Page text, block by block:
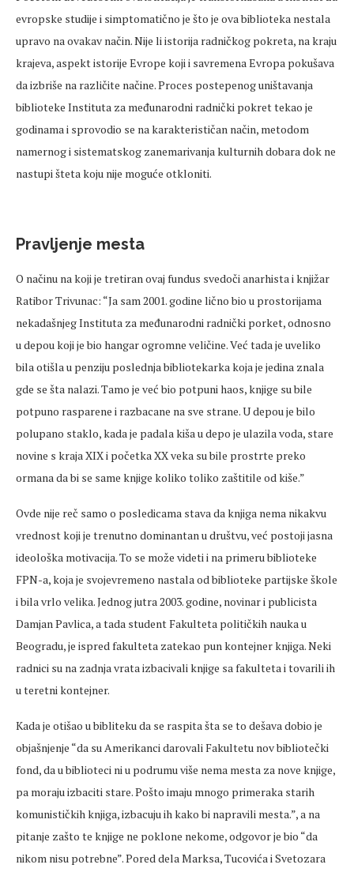
evropske studije i simptomatično je što je ova biblioteka nestala
upravo na ovakav način. Nije li istorija radničkog pokreta, na kraju
krajeva, aspekt istorije Evrope koji i savremena Evropa pokušava
da izbriše na različite načine. Proces postepenog uništavanja
biblioteke Instituta za međunarodni radnički pokret tekao je
godinama i sprovodio se na karakterističan način, metodom
namernog i sistematskog zanemarivanja kulturnih dobara dok ne
nastupi šteta koju nije moguće otkloniti.
Pravljenje mesta
O načinu na koji je tretiran ovaj fundus svedoči anarhista i knjižar
Ratibor Trivunac: “Ja sam 2001. godine lično bio u prostorijama
nekadašnjeg Instituta za međunarodni radnički porket, odnosno
u depou koji je bio hangar ogromne veličine. Već tada je uveliko
bila otišla u penziju poslednja bibliotekarka koja je jedina znala
gde se šta nalazi. Tamo je već bio potpuni haos, knjige su bile
potpuno rasparene i razbacane na sve strane. U depou je bilo
polupano staklo, kada je padala kiša u depo je ulazila voda, stare
novine s kraja XIX i početka XX veka su bile prostrte preko
ormana da bi se same knjige koliko toliko zaštitile od kiše.”
Ovde nije reč samo o posledicama stava da knjiga nema nikakvu
vrednost koji je trenutno dominantan u društvu, već postoji jasna
ideološka motivacija. To se može videti i na primeru biblioteke
FPN-a, koja je svojevremeno nastala od biblioteke partijske škole
i bila vrlo velika. Jednog jutra 2003. godine, novinar i publicista
Damjan Pavlica, a tada student Fakulteta političkih nauka u
Beogradu, je ispred fakulteta zatekao pun kontejner knjiga. Neki
radnici su na zadnja vrata izbacivali knjige sa fakulteta i tovarili ih
u teretni kontejner.
Kada je otišao u bibliteku da se raspita šta se to dešava dobio je
objašnjenje “da su Amerikanci darovali Fakultetu nov bibliotečki
fond, da u biblioteci ni u podrumu više nema mesta za nove knjige,
pa moraju izbaciti stare. Pošto imaju mnogo primeraka starih
komunističkih knjiga, izbacuju ih kako bi napravili mesta.”, a na
pitanje zašto te knjige ne poklone nekome, odgovor je bio “da
nikom nisu potrebne”. Pored dela Marksa, Tucovića i Svetozara